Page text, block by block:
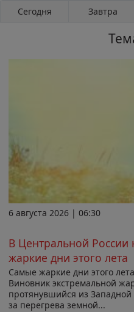
Сегодня Завтра
6 августа 2026 | 06:30
В Центральной России
жаркие дни этого лета
Самые жаркие дни этого
Виновник экстремальной
протянувшийся из
за перегрева земной...